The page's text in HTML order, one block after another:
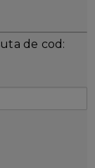
de cod: